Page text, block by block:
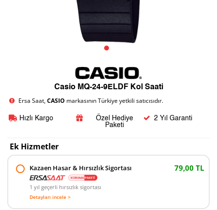
Casio MQ-24-9ELDF Kol Saati
Ersa Saat,CASIO markasının Türkiye yetkili satıcısıdır.
Hızlı Kargo
Özel Hediye
Paketi
2 Yıl Garanti
Ek Hizmetler
Kazaen Hasar & Hırsızlık Sigortası 79,00 TL
1 yıl geçerli hırsızlık sigortası
Detayları incele >